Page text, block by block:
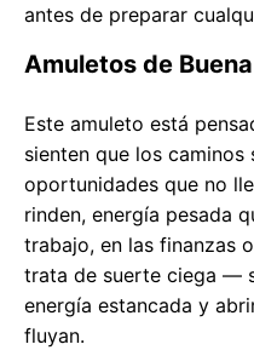
antes de preparar
Amuletos de
Este amuleto está
sienten que los caminos
oportunidades que no
rinden, energía pesada
trabajo, en las finanzas
trata de suerte ciega —
energía estancada y
fluyan.